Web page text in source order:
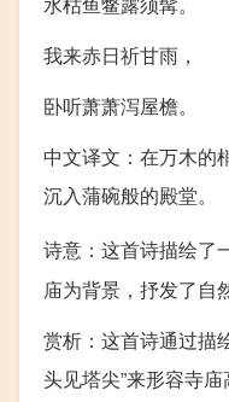
我来赤日祈甘雨，
卧听萧萧泻屋檐。
中文译文：在万木的
沉入蒲碗般的殿堂。
诗意：这首诗描绘了
庙为背景，抒发了自
赏析：这首诗通过描
头见塔尖”来形容寺